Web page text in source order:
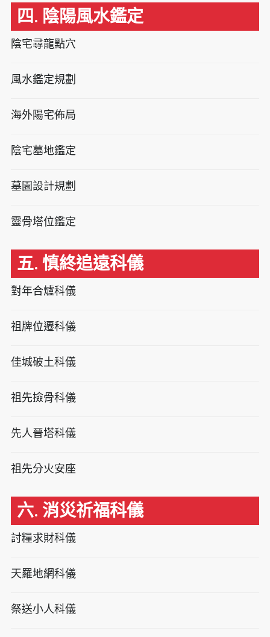
四. 陰陽風水鑑定
陰宅尋龍點穴
風水鑑定規劃
海外陽宅佈局
陰宅墓地鑑定
墓園設計規劃
靈骨塔位鑑定
五. 慎終追遠科儀
對年合爐科儀
祖牌位遷科儀
佳城破土科儀
祖先撿骨科儀
先人晉塔科儀
祖先分火安座
六. 消災祈福科儀
討糧求財科儀
天羅地網科儀
祭送小人科儀